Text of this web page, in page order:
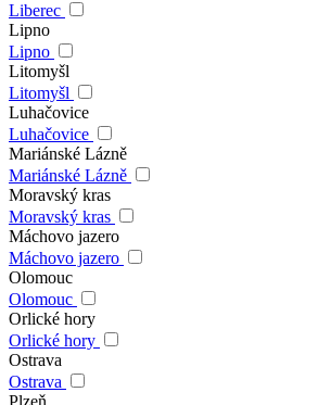
Liberec
Lipno
Lipno
Litomyšl
Litomyšl
Luhačovice
Luhačovice
Mariánské Lázně
Mariánské Lázně
Moravský kras
Moravský kras
Máchovo jazero
Máchovo jazero
Olomouc
Olomouc
Orlické hory
Orlické hory
Ostrava
Ostrava